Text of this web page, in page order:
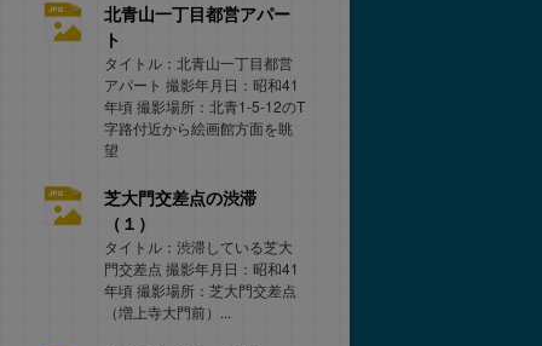
北青山一丁目都営アパー
ト
タイトル：北青山一丁目都営
アパート 撮影年月日：昭和41
年頃 撮影場所：北青1-5-12のT
字路付近から絵画館方面を眺
望
芝大門交差点の渋滞
（１）
タイトル：渋滞している芝大
門交差点 撮影年月日：昭和41
年頃 撮影場所：芝大門交差点
（増上寺大門前）...